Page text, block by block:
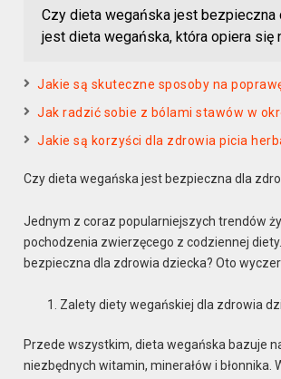
Czy dieta wegańska jest
jest dieta wegańska, która opiera się
Jakie są skuteczne sposoby na
Jak radzić sobie z bólami stawów w
Jakie są korzyści dla zdrowia picia
Czy dieta wegańska jest bezpieczna dla
Jednym z coraz popularniejszych trendów
pochodzenia zwierzęcego z codziennej
bezpieczna dla zdrowia dziecka? Oto
Zalety diety wegańskiej dla zdrowia
Przede wszystkim, dieta wegańska bazuje
niezbędnych witamin, minerałów i błonnika.